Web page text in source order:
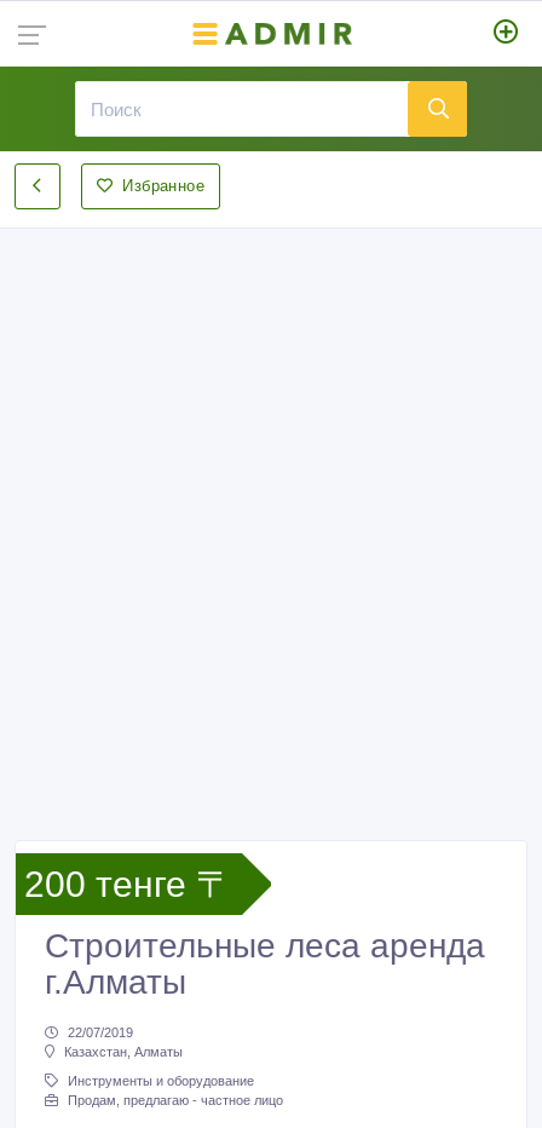
Избранное
200 тенге 〒
Строительные леса аренда
г.Алматы
22/07/2019
Казахстан, Алматы
Инструменты и оборудование
Продам, предлагаю - частное лицо